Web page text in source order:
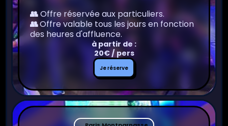
👥Offre réservée aux particuliers.
👥Offre valable tous les jours en fonction
des heures d'affluence.
à partir de :
20€ / pers
Je
réserve
Je réserve